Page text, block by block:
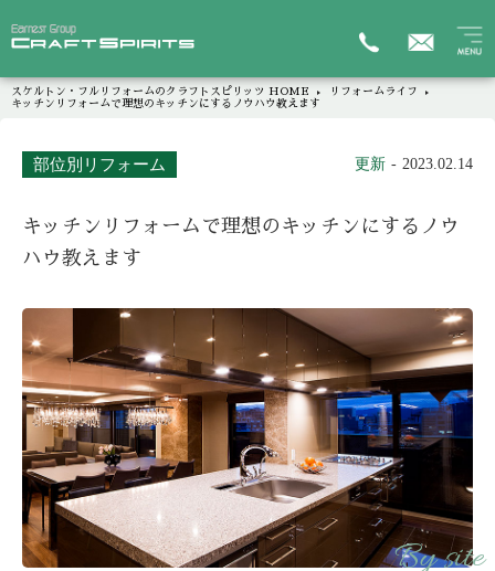
スケルトン・フルリフォームのクラフトスピリッツ HOME
リフォームライフ
キッチンリフォームで理想のキッチンにするノウハウ教えます
部位別リフォーム 更新 2023.02.14
キッチンリフォームで理想のキッチンにするノウ
ハウ教えます